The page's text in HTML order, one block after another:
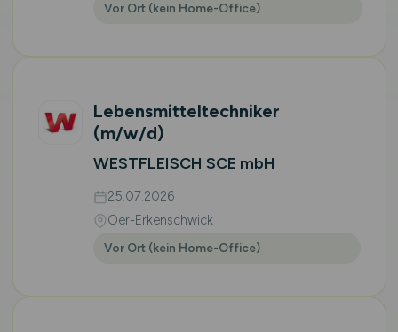
Vor Ort (kein Home-Office)
Lebensmitteltechniker
(m/w/d)
WESTFLEISCH SCE mbH
25.07.2026
Oer-Erkenschwick
Vor Ort (kein Home-Office)